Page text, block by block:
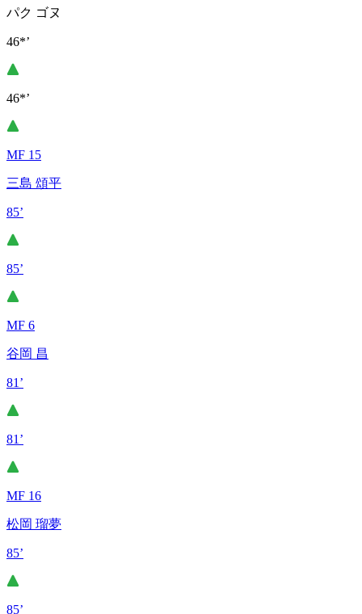
パク ゴヌ
46*’
46*’
MF 15
三島 頌平
85’
85’
MF 6
谷岡 昌
81’
81’
MF 16
松岡 瑠夢
85’
85’